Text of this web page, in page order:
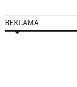
REKLAMA